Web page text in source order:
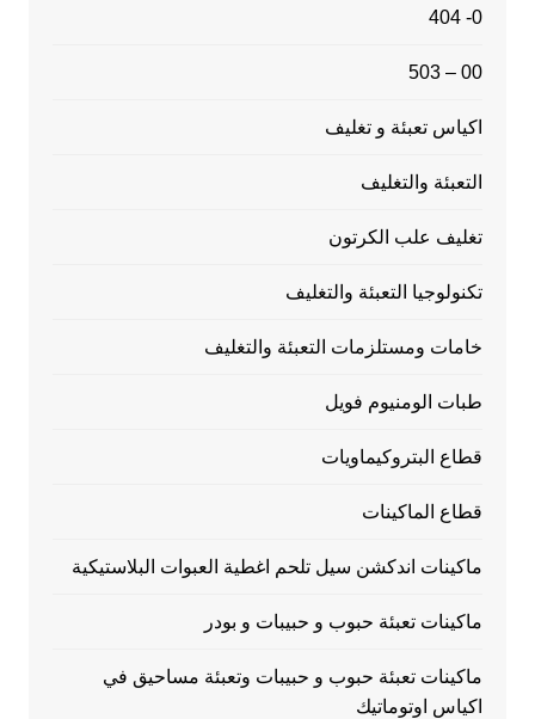
0- 404
00 – 503
اكياس تعبئة و تغليف
التعبئة والتغليف
تغليف علب الكرتون
تكنولوجيا التعبئة والتغليف
خامات ومستلزمات التعبئة والتغليف
طبات الومنيوم فويل
قطاع البتروكيماويات
قطاع الماكينات
ماكينات اندكشن سيل تلحم اغطية العبوات البلاستيكية
ماكينات تعبئة حبوب و حبيبات و بودر
ماكينات تعبئة حبوب و حبيبات وتعبئة مساحيق في
اكياس اوتوماتيك